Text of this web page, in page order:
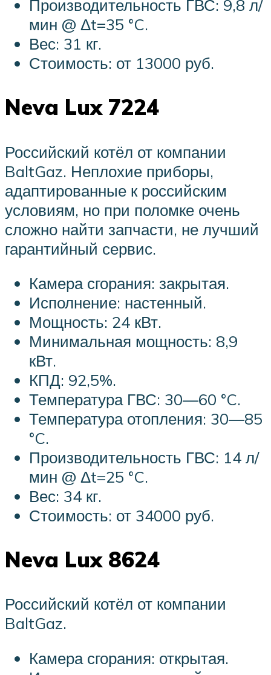
Производительность ГВС: 9,8 л/
мин @ Δt=35 °C.
Вес: 31 кг.
Стоимость: от 13000 руб.
Neva Lux 7224
Российский котёл от компании
BaltGaz. Неплохие приборы,
адаптированные к российским
условиям, но при поломке очень
сложно найти запчасти, не лучший
гарантийный сервис.
Камера сгорания: закрытая.
Исполнение: настенный.
Мощность: 24 кВт.
Минимальная мощность: 8,9
кВт.
КПД: 92,5%.
Температура ГВС: 30—60 °C.
Температура отопления: 30—85
°C.
Производительность ГВС: 14 л/
мин @ Δt=25 °C.
Вес: 34 кг.
Стоимость: от 34000 руб.
Neva Lux 8624
Российский котёл от компании
BaltGaz.
Камера сгорания: открытая.